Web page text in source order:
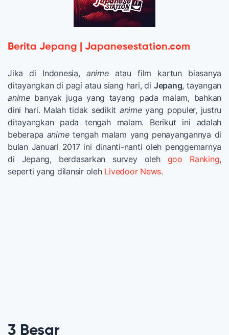
Berita Jepang | Japanesestation.com
Jika di Indonesia, animeatau film kartun biasanya
ditayangkan di pagi atau siang hari, di Jepang, tayangan
animebanyak juga yang tayang pada malam, bahkan
dini hari. Malah tidak sedikit animeyang populer, justru
ditayangkan pada tengah malam. Berikut ini adalah
beberapa animetengah malam yang penayangannya di
bulan Januari 2017 ini dinanti-nanti oleh penggemarnya
di Jepang, berdasarkan survey oleh goo Ranking,
seperti yang dilansir olehLivedoor News.
3 Besar